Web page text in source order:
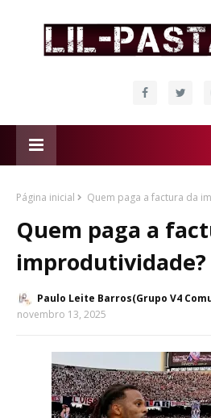
Página inicial Quem paga a factura da
Quem paga a
improdutividade?
Paulo Leite Barros(Grupo V4
novembro 13, 2025